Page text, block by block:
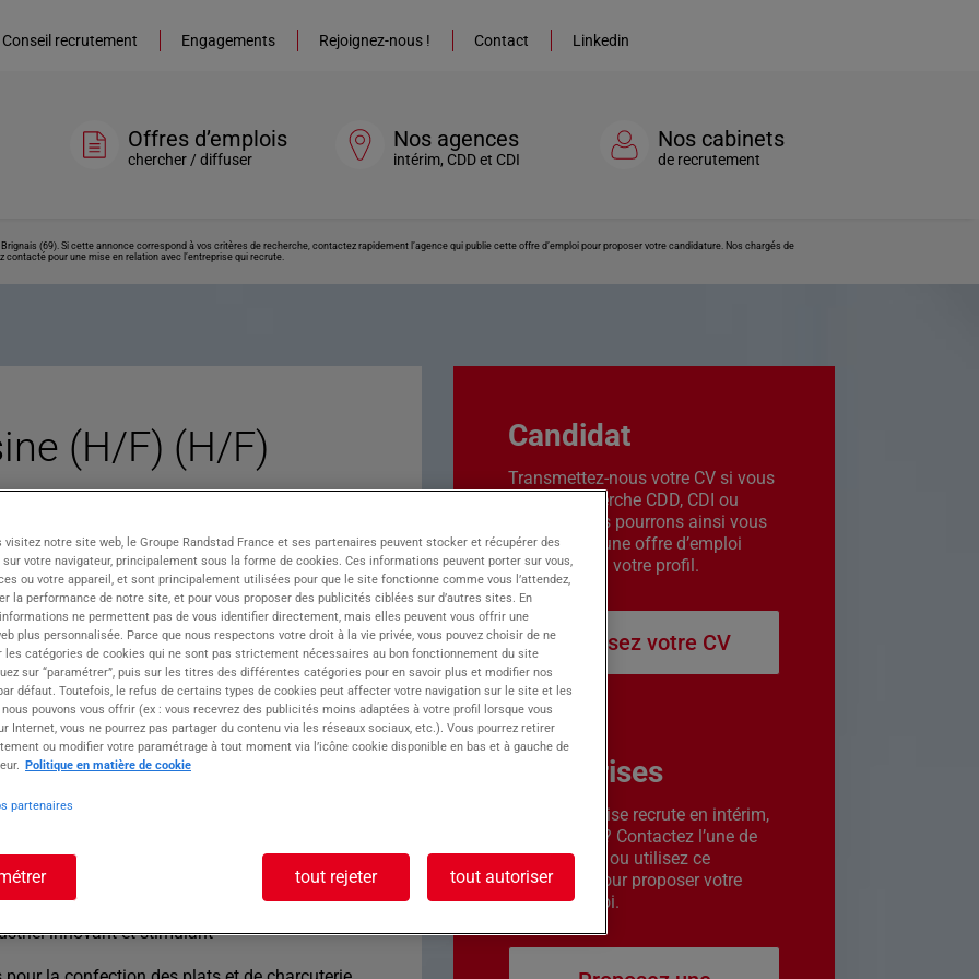
Conseil recrutement Engagements Rejoignez-nous ! Contact Linkedin
Offres d’emplois
chercher / diffuser
Nos agences
intérim, CDD et CDI
Nos cabinets
de recrutement
(69). Si cette annonce correspond à vos critères de recherche, contactez rapidement l’agence qui publie cette offre d’emploi pour proposer votre candidature. Nos chargés de
pour une mise en relation avec l’entreprise qui recrute.
(H/F) (H/F)
dynamise vos opportunités d'emploi
pour sa gastronomie et son patrimoine.
vos projets dans divers secteurs :
son engagement envers la qualité et le savoir-
: Commis de
par l'univers industriel et la confection de
F) ?
à l'élaboration de produits
innovant et stimulant
Candidat
Transmettez-nous votre CV si vous
êtes en recherche CDD, CDI ou
intérim. Nous pourrons ainsi vous
contacter si une offre d’emploi
correspond à votre profil.
Déposez votre CV
Entreprises
Votre entreprise recrute en intérim,
CDD ou CDI ? Contactez l’une de
nos agences ou utilisez ce
formulaire pour proposer votre
offre d’emploi.
visitez notre site web, le Groupe Randstad France et ses partenaires peuvent stocker et récupérer des
votre navigateur, principalement sous la forme de cookies. Ces informations peuvent porter sur vous,
ou votre appareil, et sont principalement utilisées pour que le site fonctionne comme vous l’attendez,
la performance de notre site, et pour vous proposer des publicités ciblées sur d’autres sites. En
ne permettent pas de vous identifier directement, mais elles peuvent vous offrir une
plus personnalisée. Parce que nous respectons votre droit à la vie privée, vous pouvez choisir de ne
les catégories de cookies qui ne sont pas strictement nécessaires au bon fonctionnement du site
sur “paramétrer”, puis sur les titres des différentes catégories pour en savoir plus et modifier nos
défaut. Toutefois, le refus de certains types de cookies peut affecter votre navigation sur le site et les
pouvons vous offrir (ex : vous recevrez des publicités moins adaptées à votre profil lorsque vous
Internet, vous ne pourrez pas partager du contenu via les réseaux sociaux, etc.). Vous pourrez retirer
ou modifier votre paramétrage à tout moment via l’icône cookie disponible en bas et à gauche de
Politique en matière de cookie
partenaires
tout rejeter tout autoriser